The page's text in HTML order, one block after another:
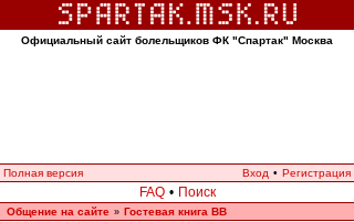
Официальный сайт болельщиков ФК "Спартак" Москва
Полная версия Вход • Регистрация
FAQ • Поиск
Общение на сайте » Гостевая книга ВВ